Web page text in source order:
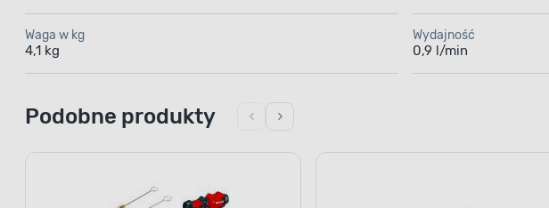
Waga w kg
4,1 kg
Wydajność
0,9 l/min
Podobne produkty